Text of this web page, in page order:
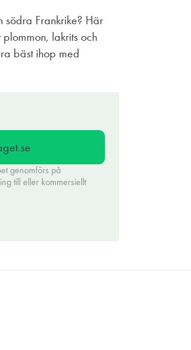
södra Frankrike? Här
lakrits och
bäst ihop med
genomförs på
till eller kommersiellt